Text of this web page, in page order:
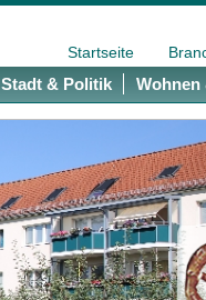
Startseite
Stadt & Politik Wohnen